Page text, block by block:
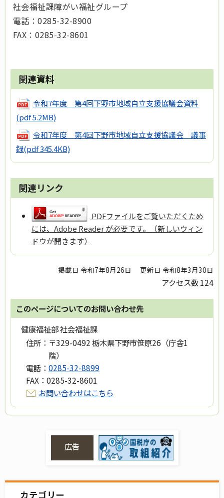
社会福祉課障がい福祉グループ
電話：0285-32-8900
FAX：0285-32-8601
関連資料
令和7年度 第4回下野市地域自立支援協議会資料
(pdf 5.2MB)
令和7年度 第4回下野市地域自立支援協議会 議事
録(pdf 345.4KB)
関連リンク
PDFファイルをご覧いただくため
には、Adobe Reader が必要です。（新しいウィン
ドウが開きます）
掲載日 令和7年8月26日 更新日 令和8年3月30日
アクセス数124
このページについてのお問い合わせ先
健康福祉部 社会福祉課
住所： 〒329-0492 栃木県下野市笹原26（庁舎1
階）
電話： 0285-32-8899
FAX： 0285-32-8601
お問い合わせはこちら
広告
カテゴリー